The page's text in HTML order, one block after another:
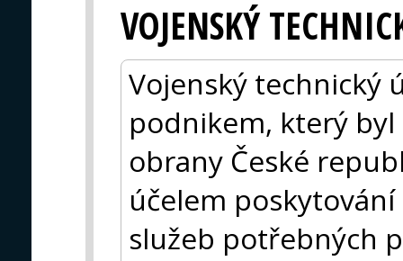
VOJENSKÝ
Vojenský technický
podnikem, který
obrany České
účelem
služeb potřebných